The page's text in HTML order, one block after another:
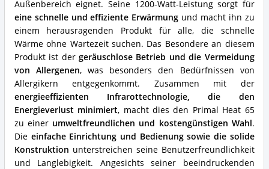
Außenbereich eignet. Seine 1200-Watt-Leistung sorgt für
eine schnelle und effiziente Erwärmung und macht ihn zu
einem herausragenden Produkt für alle, die schnelle
Wärme ohne Wartezeit suchen. Das Besondere an diesem
Produkt ist dergeräuschlose Betrieb und die Vermeidung
von Allergenen, was besonders den Bedürfnissen von
Allergikern entgegenkommt. Zusammen mit der
energieeffizienten Infrarottechnologie, die den
Energieverlust minimiert, macht dies den Primal Heat 65
zu einer umweltfreundlichen und kostengünstigen Wahl.
Die einfache Einrichtung und Bedienung sowie die solide
Konstruktion unterstreichen seine Benutzerfreundlichkeit
und Langlebigkeit. Angesichts seiner beeindruckenden